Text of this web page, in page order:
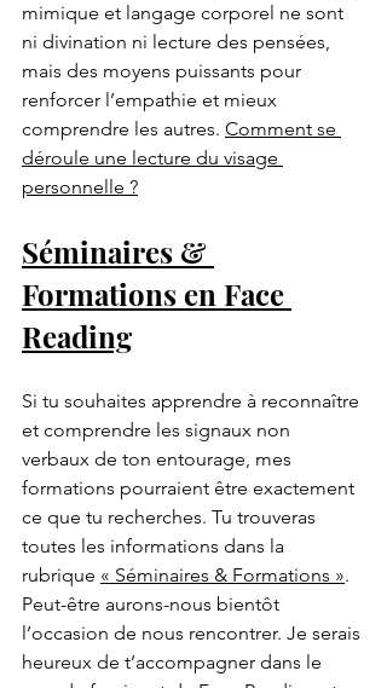
mimique et langage corporel ne sont
ni divination ni lecture des pensées,
mais des moyens puissants pour
renforcer l’empathie et mieux
comprendre les autres. Comment se
déroule une lecture du visage
personnelle ?
Séminaires &
Formations en Face
Reading
Si tu souhaites apprendre à reconnaître
et comprendre les signaux non
verbaux de ton entourage, mes
formations pourraient être exactement
ce que tu recherches. Tu trouveras
toutes les informations dans la
rubrique « Séminaires & Formations ».
Peut-être aurons-nous bientôt
l’occasion de nous rencontrer. Je serais
heureux de t’accompagner dans le